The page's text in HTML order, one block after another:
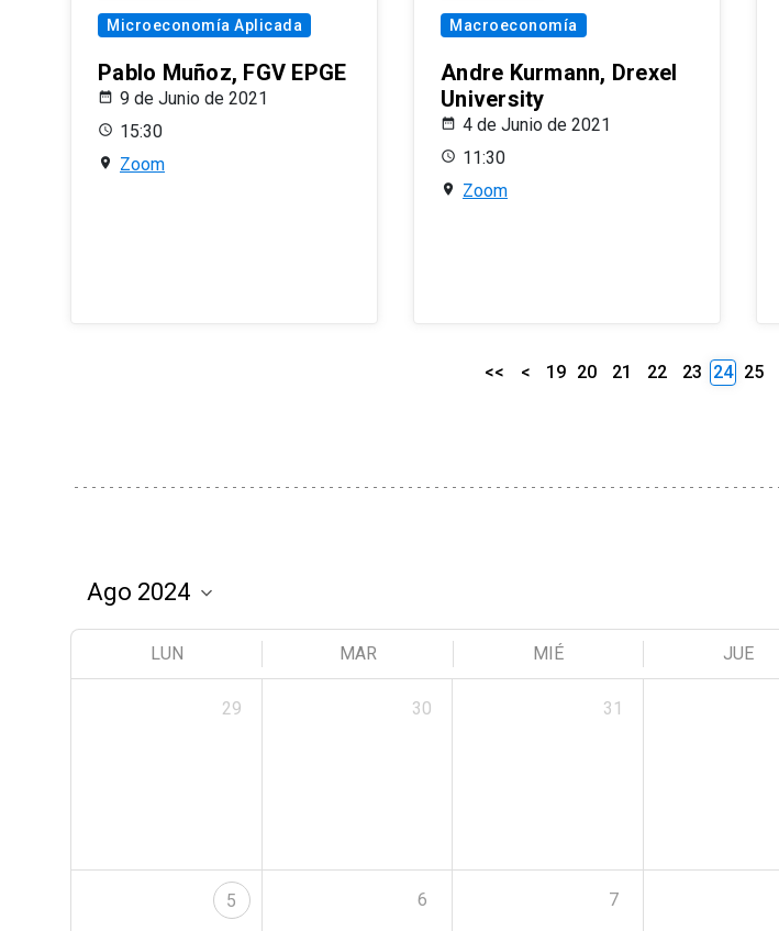
Microeconomía Aplicada
Pablo Muñoz, FGV EPGE
9 de Junio de 2021
15:30
Zoom
Macroeconomía
Andre Kurmann, Drexel
University
4 de Junio de 2021
11:30
Zoom
<< < 19 20 21 22 23 24 25
LUN MAR MIÉ JUE
29 30 31
5 6 7